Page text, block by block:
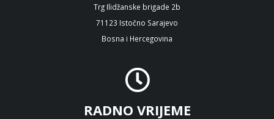
Trg Ilidžanske brigade 2b
71123 Istočno Sarajevo
Bosna i Hercegovina
RADNO VRIJEME